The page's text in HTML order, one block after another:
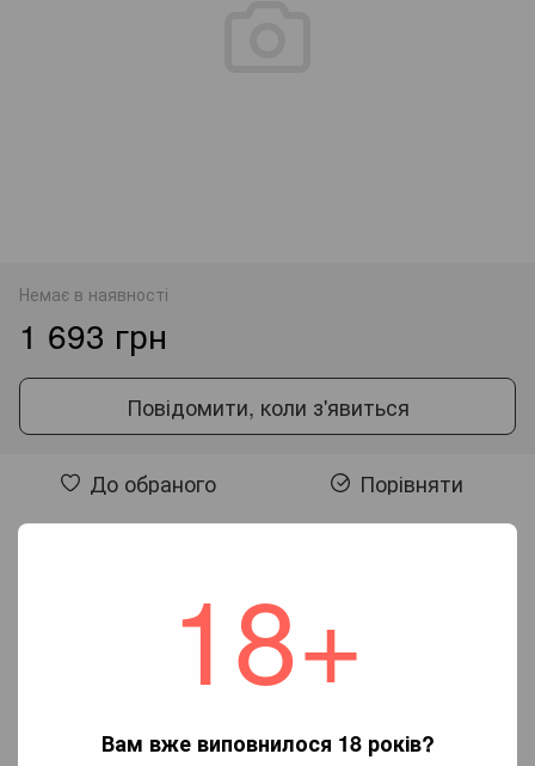
18+
Вам вже виповнилося 18 років?
Немає в наявності
1 693 грн
Повідомити, коли з'явиться
До обраного Порівняти
Додайте перший відгук